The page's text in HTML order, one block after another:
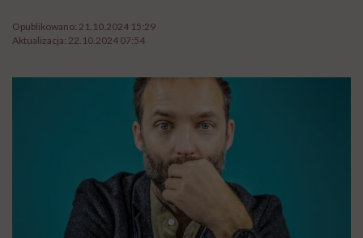
Opublikowano: 21.10.2024 15:29
Aktualizacja: 22.10.2024 07:54